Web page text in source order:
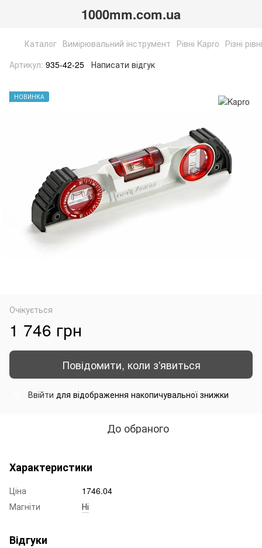
1000mm.com.ua
Каталог Вимірювальний інструмент Рівні Kapro Різні
Артикул: 935-42-25 Написати відгук
НОВИНКА
Очікується
1 746 грн
Повідомити, коли з'явиться
Ввійти для відображення накопичувальної знижки
До обраного
Характеристики
Ціна
1746.04
Магніти
Ні
Відгуки